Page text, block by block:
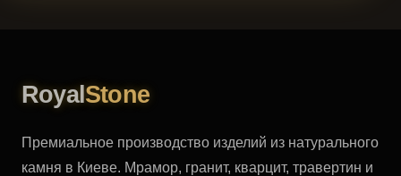
Royal Stone
Премиальное производство изделий из натурального
камня в Киеве. Мрамор, гранит, кварцит, травертин и